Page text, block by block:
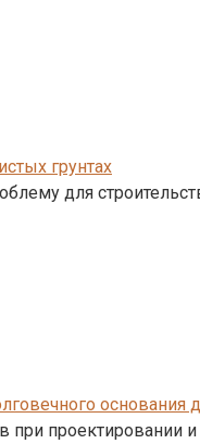
грунтах
для
основания
проектировании